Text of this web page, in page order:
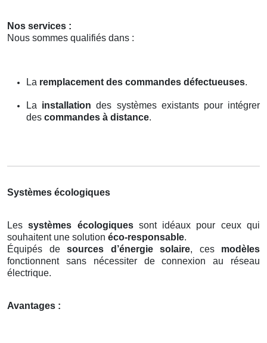
Nos services :
Nous sommes qualifiés dans :
La remplacement des commandes défectueuses.
La installation des systèmes existants pour intégrer
des commandes à distance.
Systèmes écologiques
Lessystèmes écologiquessont idéaux pour ceux qui
souhaitent une solution éco-responsable.
Équipés de sources d’énergie solaire, ces modèles
fonctionnent sans nécessiter de connexion au réseau
électrique.
Avantages :